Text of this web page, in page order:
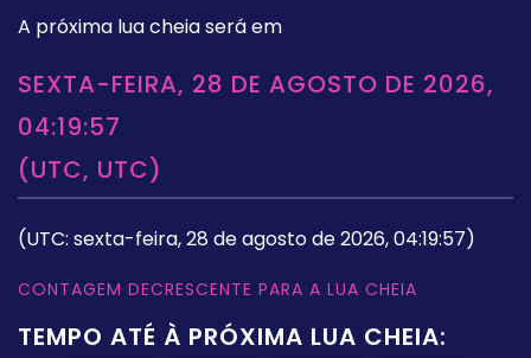
A próxima lua cheia será em
SEXTA-FEIRA, 28 DE AGOSTO DE 2026,
04:19:57
(UTC, UTC)
(UTC: sexta-feira, 28 de agosto de 2026, 04:19:57)
CONTAGEM DECRESCENTE PARA A LUA CHEIA
TEMPO ATÉ À PRÓXIMA LUA CHEIA: